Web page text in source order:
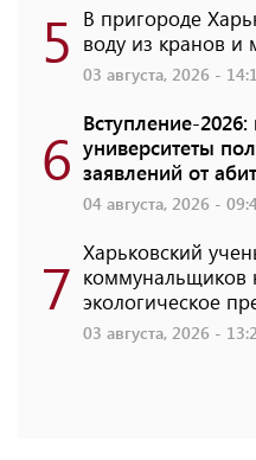
5 В пригороде
воду из кранов и
03 августа, 2026 -
6 Вступление-
университеты
заявлений от
04 августа, 2026 -
7 Харьковский
коммунальщиков
экологическое
03 августа, 2026 -